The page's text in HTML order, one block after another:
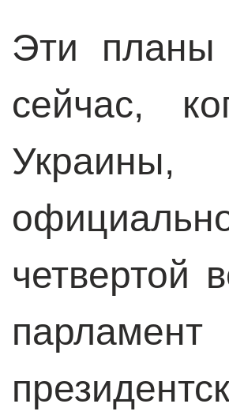
Эти планы
сейчас,
Украины,
четвертой